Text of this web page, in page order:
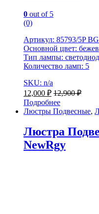
0 out of 5
(0)
Артикул: 85793/5P
Основной цвет:
Тип лампы:
Количество ламп: 5
SKU: n/a
12,000 ₽ 12,900₽
Подробнее
Люстры Подвесные,
Люстра
NewRgy